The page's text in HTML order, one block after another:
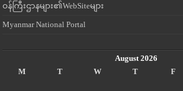
ဝန်ကြီးဌာနများ၏WebSiteများ
Myanmar National Portal
August 2026
M
T W T F